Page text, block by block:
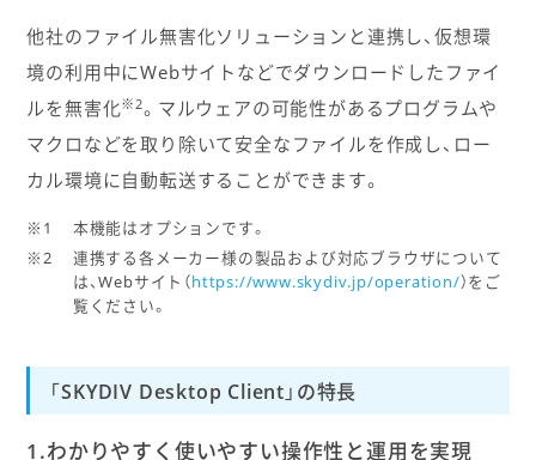
他社のファイル無害化ソリューションと連携し、仮想環
境の利用中にWebサイトなどでダウンロードしたファイ
ルを無害化※2。マルウェアの可能性があるプログラムや
マクロなどを取り除いて安全なファイルを作成し、ロー
カル環境に自動転送することができます。
本機能はオプションです。
連携する各メーカー様の製品および対応ブラウザについて
は、Webサイト（https://www.skydiv.jp/operation/）をご
覧ください。
「SKYDIV Desktop Client」の特長
1.わかりやすく使いやすい操作性と運用を実現